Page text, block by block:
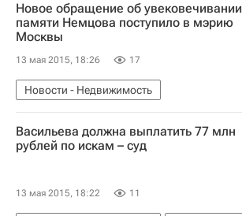
Новое обращение об увековечивании
памяти Немцова поступило в мэрию
Москвы
13 мая 2015, 18:26 17
Новости - Недвижимость
Васильева должна выплатить 77 млн
рублей по искам – суд
13 мая 2015, 18:22 11